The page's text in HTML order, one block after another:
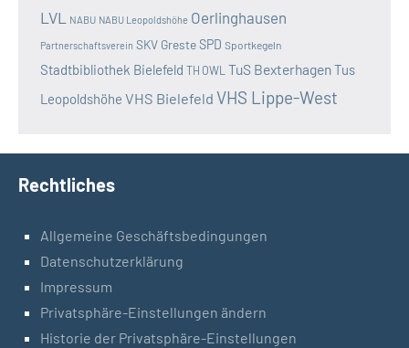
LVL NABU NABU Leopoldshöhe Oerlinghausen
Partnerschaftsverein SKV GresteSPD Sportkegeln
Stadtbibliothek Bielefeld TH OWL TuS BexterhagenTus
Leopoldshöhe VHS Bielefeld VHS Lippe-West
Rechtliches
Allgemeine Geschäftsbedingungen
Datenschutzerklärung
Impressum
Privatsphäre-Einstellungen ändern
Historie der Privatsphäre-Einstellungen